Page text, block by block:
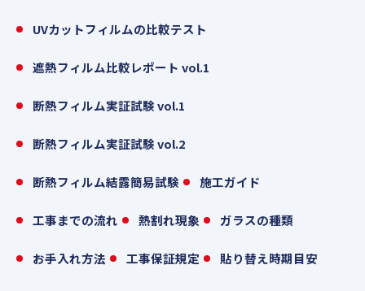
UVカットフィルムの比較テスト
遮熱フィルム比較レポート vol.1
断熱フィルム実証試験 vol.1
断熱フィルム実証試験 vol.2
断熱フィルム結露簡易試験 施工ガイド
工事までの流れ 熱割れ現象 ガラスの種類
お手入れ方法 工事保証規定 貼り替え時期目安